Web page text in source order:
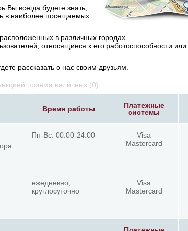
всегда будете знать,
в наиболее посещаемых
в различных городах.
относящиеся к его работоспособности или
рассказать о нас своим друзьям.
приема наличных (0)
Время работы
Платежные
системы
Пн-Вс: 00:00-24:00
Visa
Mastercard
ежедневно,
круглосуточно
Visa
Mastercard